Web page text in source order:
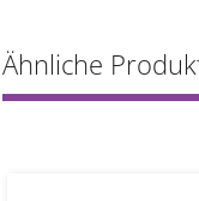
Ähnliche